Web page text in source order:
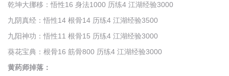
乾坤大挪移：悟性16 身法1000 历练4 江湖经验3000
九阴真经：悟性14 根骨14 历练4 江湖经验3500
九阳神功：悟性11 根骨15 历练4 江湖经验3000
葵花宝典：根骨16 筋骨800 历练4 江湖经验3000
黄药师掉落：